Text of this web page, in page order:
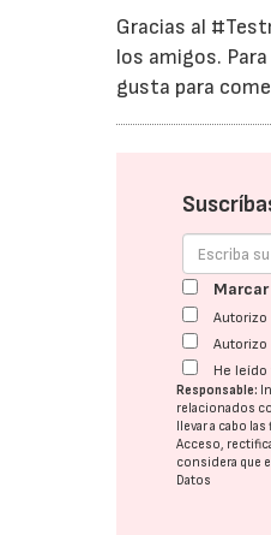
Gracias al
los amigos.
gusta para
He
Responsable:
relacionados
llevar a cabo
Acceso,
considera que
Datos